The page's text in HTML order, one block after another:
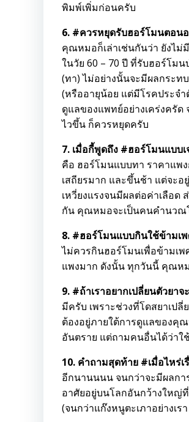
พิมพ์เพิ่มก่อนครับ
6. #ควรหยุดรับฮอร์โมนตอนอ
คุณหมอก็เล่าเช่นกันว่า ยังไม่
ในวัย 60 – 70 ปี ที่รับฮอร์โม
(ทา) ไม่อย่างนั้นจะมีผลกระท
(หรืออายุน้อย แต่มีโรคประจำ
ดูแลของแพทย์อย่างเคร่งครั
ไวขึ้น ก็ควรหยุดครับ
7. เมื่อกี้พูดถึง #ฮอร์โมนแบบเ
คือ ฮอร์โมนแบบทา ราคาแพ
เสถียรมาก และขึ้นช้า แต่จะ
เหวี่ยงแรงจนมีผลต่อค่าเลือ
กัน คุณหมอจะเป็นคนคำนวณ
8. #ฮอร์โมนแบบกินใช้ข้ามเ
ไม่ควรกินฮอร์โมนเพื่อข้ามเพ
แพงมาก ดังนั้น ทุกวันนี้ คุณห
9. #ถ้าเราอยากเปลี่ยนตัวยา
มีครับ เพราะช่วงที่โดสยาเปลี่
ต้องอยู่ภายใต้การดูแลของคุณ
อันตราย แต่ถามคนอื่นได้ว่าใ
10. คำถามสุดท้าย #เมื่อไหร่
อีกนานนนน จนกว่าจะมีผลกา
อาศัยอยู่บนโลกอันกว้างใหญ่ที่
(จนกว่าแก๊งหนูตะเภาอย่างเ